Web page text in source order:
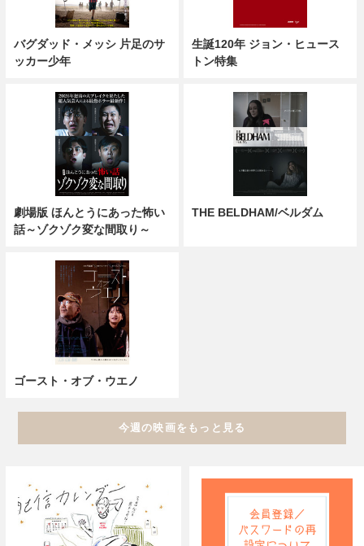
バグダッド・メッシ 片足のサ
ッカー少年
生誕120年 ジョン・ヒュース
トン特集
劇場版 ほんとうにあった怖い
話～ゾクゾク変な間取り～
THE BELDHAM/ベルダム
ゴースト・オブ・ウエノ
今週の映画をもっと見る